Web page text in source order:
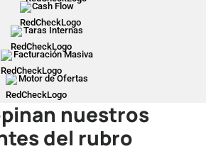
Cash Flow
Taras Internas
Facturación Masiva
Motor de Ofertas
nuestros
del rubro